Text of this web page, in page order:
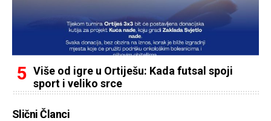
Više od igre u Ortiješu: Kada futsal spoji
sport i veliko srce
Slični Članci